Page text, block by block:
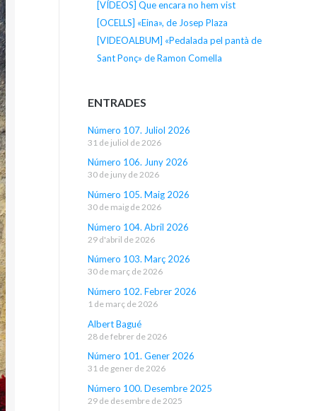
[VÍDEOS] Que encara no hem vist
[OCELLS] «Eina», de Josep Plaza
[VIDEOALBUM] «Pedalada pel pantà de
Sant Ponç» de Ramon Comella
ENTRADES
Número 107. Juliol 2026
31 de juliol de 2026
Número 106. Juny 2026
30 de juny de 2026
Número 105. Maig 2026
30 de maig de 2026
Número 104. Abril 2026
29 d'abril de 2026
Número 103. Març 2026
30 de març de 2026
Número 102. Febrer 2026
1 de març de 2026
Albert Bagué
28 de febrer de 2026
Número 101. Gener 2026
31 de gener de 2026
Número 100. Desembre 2025
29 de desembre de 2025